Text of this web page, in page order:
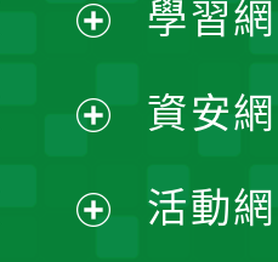
選
單
開
選
單
開
選
開
學習
資安
活動